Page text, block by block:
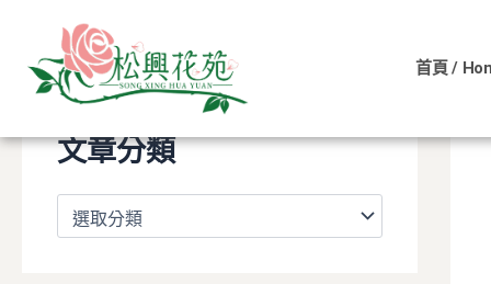
首頁 /
文章分類
章
分
類